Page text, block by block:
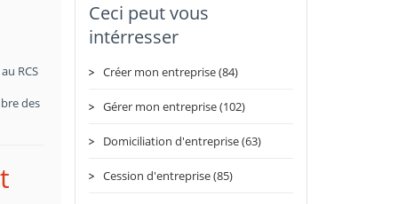
RCS
des
Ceci peut vous
intérresser
Créer mon entreprise (84)
Gérer mon entreprise (102)
Domiciliation d'entreprise (63)
Cession d'entreprise (85)